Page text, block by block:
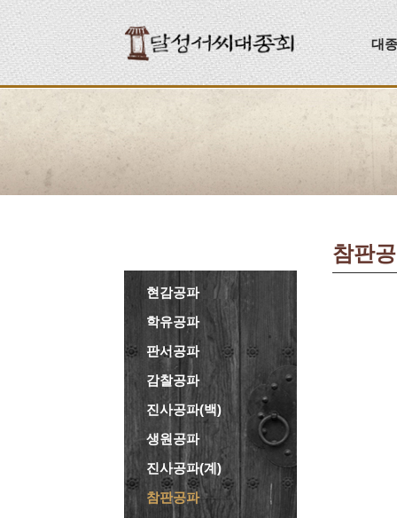
대
현감공파
학유공파
판서공파
감찰공파
진사공파(백)
생원공파
진사공파(계)
참판공파
참판